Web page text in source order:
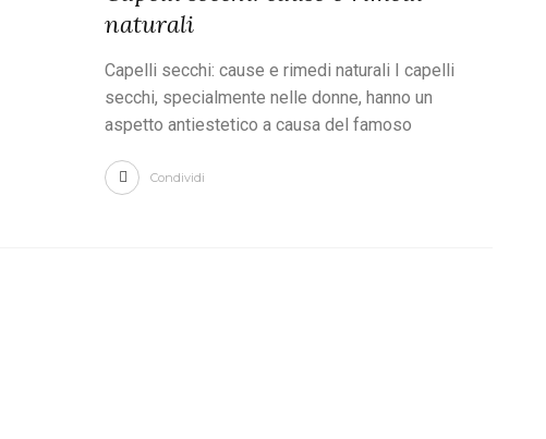
naturali
Capelli secchi: cause e rimedi naturali I capelli
secchi, specialmente nelle donne, hanno un
aspetto antiestetico a causa del famoso
Condividi